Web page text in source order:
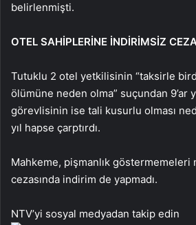
belirlenmişti.
OTEL SAHİPLERİNE İNDİRİMSİZ
Tutuklu 2 otel yetkilisinin “taksirle
ölümüne neden olma” suçundan 9’ar
görevlisinin ise tali kusurlu olması
yıl hapse çarptırdı.
Mahkeme, pişmanlık göstermemeleri
cezasında indirim de yapmadı.
NTV’yi sosyal medyadan takip edin